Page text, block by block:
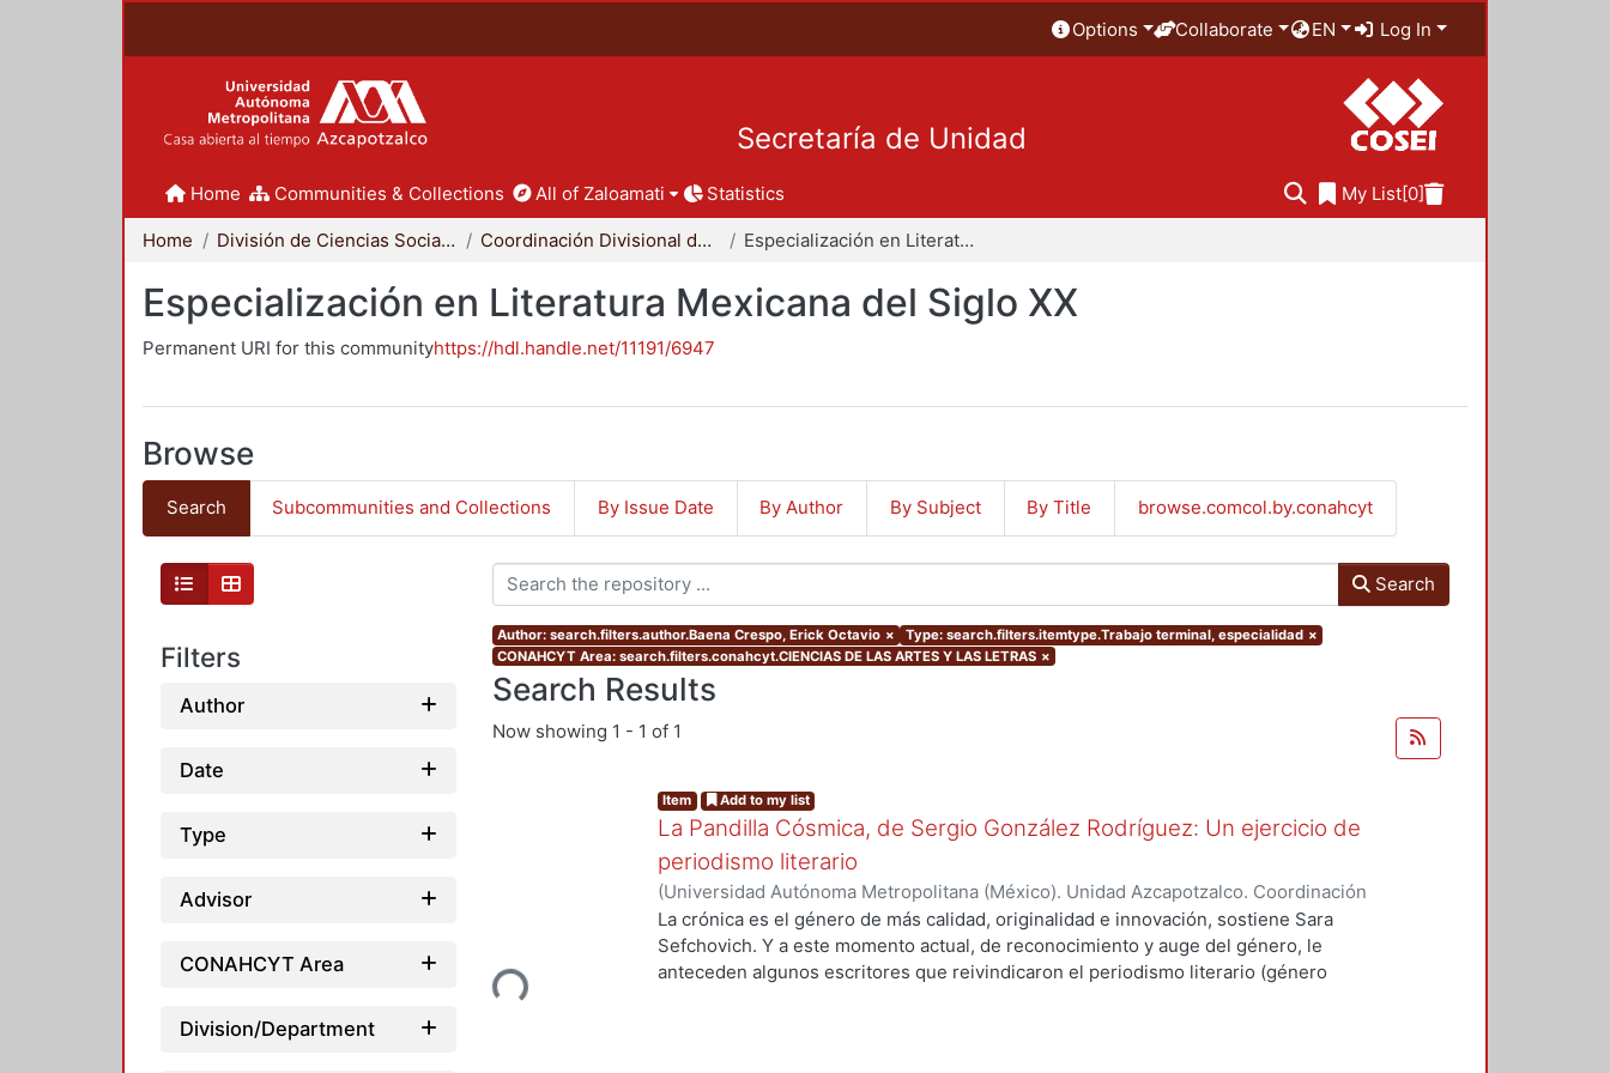
Options Collaborate EN Log In
Secretaría de Unidad
Home Communities & Collections All of Zaloamati Statistics My List[0]
Home División de Ciencias Sociales y Humanidades Coordinación Divisional de Posgrado Especialización en Literatura Mexicana del Siglo XX
Especialización en Literatura Mexicana del Siglo XX
Permanent URI for this communityhttps://hdl.handle.net/11191/6947
Browse
Search Subcommunities and Collections By Issue Date By Author By Subject By Title browse.comcol.by.conahcyt
Filters
Author
Date
Type
Advisor
CONAHCYT Area
Division/Department
Search
Author: search.filters.author.Baena Crespo, Erick Octavio × Type: search.filters.itemtype.Trabajo terminal, especialidad ×
CONAHCYT Area: search.filters.conahcyt.CIENCIAS DE LAS ARTES Y LAS LETRAS ×
Search Results
Now showing 1 - 1 of 1
Loading...
Item Add to my list
La Pandilla Cósmica, de Sergio González Rodríguez: Un ejercicio de
periodismo literario
(Universidad Autónoma Metropolitana (México). Unidad Azcapotzalco. Coordinación
de Servicios de Información.,2020-11)Baena Crespo, Erick Octavio
La crónica es el género de más calidad, originalidad e innovación, sostiene Sara
Sefchovich. Y a este momento actual, de reconocimiento y auge del género, le
anteceden algunos escritores que reivindicaron el periodismo literario (género